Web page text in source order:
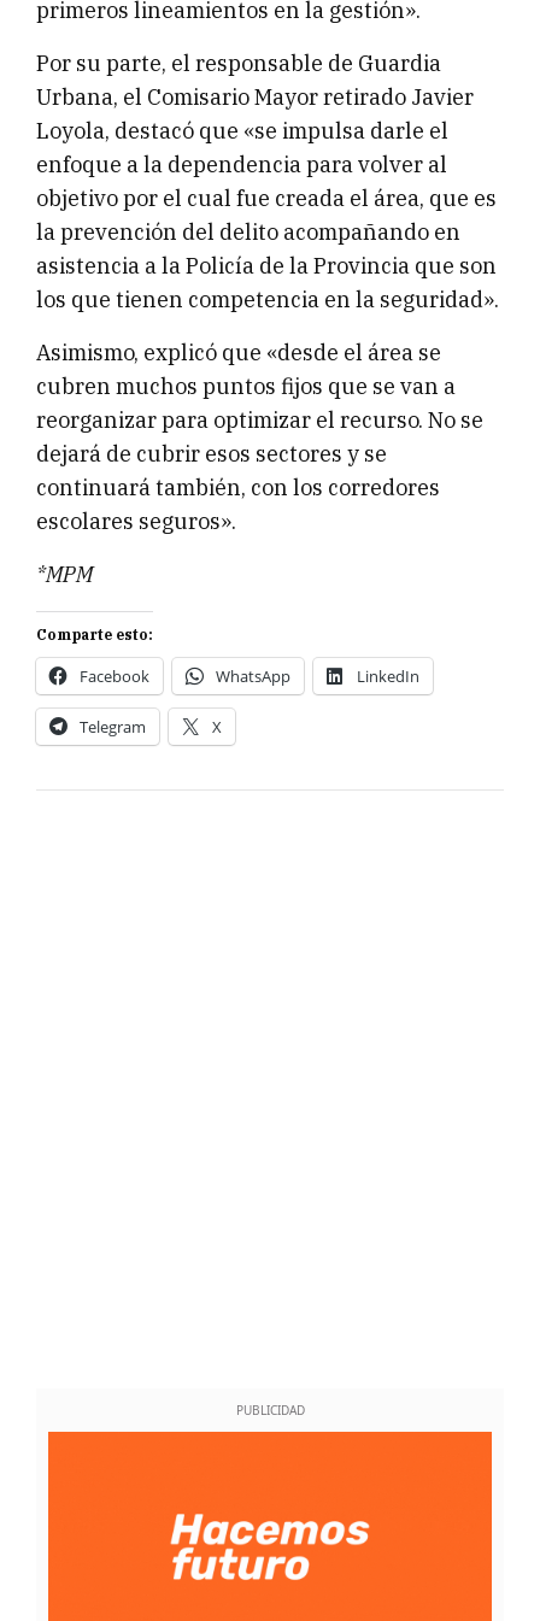
primeros lineamientos en la gestión».
Por su parte, el responsable de Guardia
Urbana, el Comisario Mayor retirado Javier
Loyola, destacó que «se impulsa darle el
enfoque a la dependencia para volver al
objetivo por el cual fue creada el área, que es
la prevención del delito acompañando en
asistencia a la Policía de la Provincia que son
los que tienen competencia en la seguridad».
Asimismo, explicó que «desde el área se
cubren muchos puntos fijos que se van a
reorganizar para optimizar el recurso. No se
dejará de cubrir esos sectores y se
continuará también, con los corredores
escolares seguros».
*MPM
Comparte esto:
Facebook WhatsApp LinkedIn
Telegram X